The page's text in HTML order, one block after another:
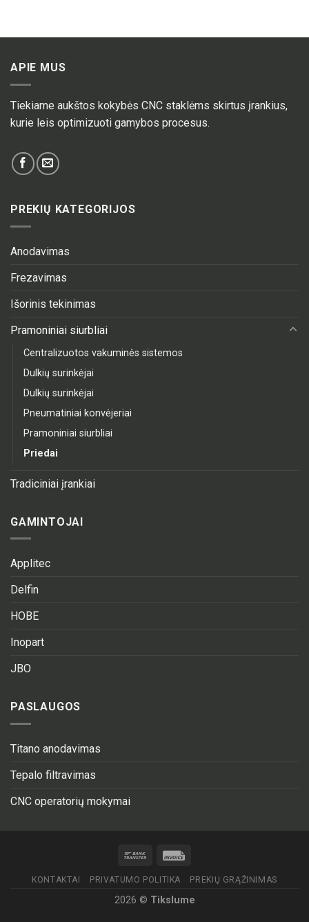
APIE MUS
Tiekiame aukštos kokybės CNC staklėms skirtus įrankius,
kurie leis optimizuoti gamybos procesus.
PREKIŲ KATEGORIJOS
Anodavimas
Frezavimas
Išorinis tekinimas
Pramoniniai siurbliai
Centralizuotos vakuminės sistemos
Dulkių surinkėjai
Dulkių surinkėjai
Pneumatiniai konvėjeriai
Pramoniniai siurbliai
Priedai
Tradiciniai įrankiai
GAMINTOJAI
Applitec
Delfin
HOBE
Inopart
JBO
PASLAUGOS
Titano anodavimas
Tepalo filtravimas
CNC operatorių mokymai
KONTAKTAI PRIVATUMO POLITIKA PREKIŲ GRĄŽINIMAS
2026 © Tikslume